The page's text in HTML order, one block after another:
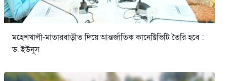
মহেশখালী-মাতারবাড়ীত দিয়ে আন্তর্জাতিক কানেক্টিভিটি তৈরি হবে :
ড. ইউনূস